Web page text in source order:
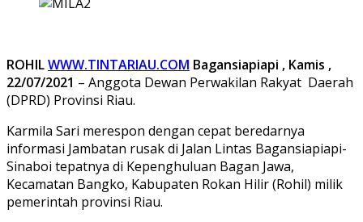
ROHILWWW.TINTARIAU.COM Bagansiapiapi , Kamis ,
22/07/2021 – Anggota Dewan Perwakilan Rakyat Daerah
(DPRD) Provinsi Riau.
Karmila Sari merespon dengan cepat beredarnya
informasi Jambatan rusak di Jalan Lintas Bagansiapiapi-
Sinaboi tepatnya di Kepenghuluan Bagan Jawa,
Kecamatan Bangko, Kabupaten Rokan Hilir (Rohil) milik
pemerintah provinsi Riau.